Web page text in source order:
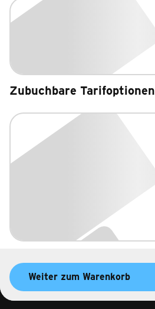
Zubuchbare Tarifoptionen
Zubuchbare Tarifoptionen
Weiter zum Warenkorb